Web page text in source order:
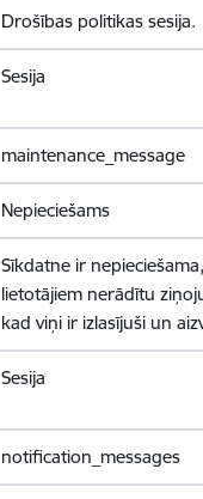
Drošības politikas sesija.
Sesija
maintenance_message
Nepieciešams
Sīkdatne ir
lietotājiem nerādītu
kad viņi ir izlasījuši un
Sesija
notification_messages